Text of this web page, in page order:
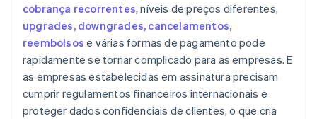
cobrança recorrentes, níveis de preços diferentes,
upgrades, downgrades, cancelamentos,
reembolsos e várias formas de pagamento pode
rapidamente se tornar complicado para as empresas. E
as empresas estabelecidas em assinatura precisam
cumprir regulamentos financeiros internacionais e
proteger dados confidenciais de clientes, o que cria